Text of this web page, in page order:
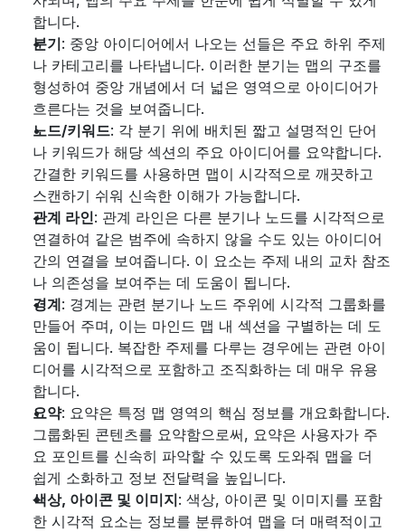
합니다.
분기: 중앙 아이디어에서 나오는 선들은 주요 하위 주제
나 카테고리를 나타냅니다. 이러한 분기는 맵의 구조를
형성하여 중앙 개념에서 더 넓은 영역으로 아이디어가
흐른다는 것을 보여줍니다.
노드/키워드: 각 분기 위에 배치된 짧고 설명적인 단어
나 키워드가 해당 섹션의 주요 아이디어를 요약합니다.
간결한 키워드를 사용하면 맵이 시각적으로 깨끗하고
스캔하기 쉬워 신속한 이해가 가능합니다.
관계 라인: 관계 라인은 다른 분기나 노드를 시각적으로
연결하여 같은 범주에 속하지 않을 수도 있는 아이디어
간의 연결을 보여줍니다. 이 요소는 주제 내의 교차 참조
나 의존성을 보여주는 데 도움이 됩니다.
경계: 경계는 관련 분기나 노드 주위에 시각적 그룹화를
만들어 주며, 이는 마인드 맵 내 섹션을 구별하는 데 도
움이 됩니다. 복잡한 주제를 다루는 경우에는 관련 아이
디어를 시각적으로 포함하고 조직화하는 데 매우 유용
합니다.
요약: 요약은 특정 맵 영역의 핵심 정보를 개요화합니다.
그룹화된 콘텐츠를 요약함으로써, 요약은 사용자가 주
요 포인트를 신속히 파악할 수 있도록 도와줘 맵을 더
쉽게 소화하고 정보 전달력을 높입니다.
색상, 아이콘 및 이미지: 색상, 아이콘 및 이미지를 포함
한 시각적 요소는 정보를 분류하여 맵을 더 매력적이고